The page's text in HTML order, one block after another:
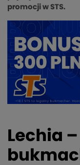
promocji w STS.
Lechia